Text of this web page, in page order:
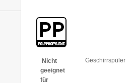
Nicht
geeignet
für
Geschirrspüler